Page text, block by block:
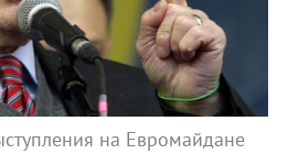
на Евромайдане